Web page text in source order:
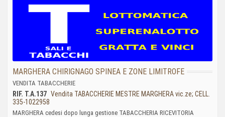
MARGHERA CHIRIGNAGO SPINEA E ZONE LIMITROFE
VENDITA TABACCHERIE
RIF. T.A.137 Vendita TABACCHERIE MESTRE MARGHERA vic.ze; CELL.
335-1022958
MARGHERA cedesi dopo lunga gestione TABACCHERIA RICEVITORIA